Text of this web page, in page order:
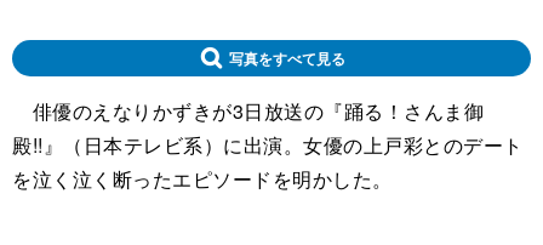
写真をすべて見る
俳優のえなりかずきが3日放送の『踊る！さんま御
殿!!』（日本テレビ系）に出演。女優の上戸彩とのデート
を泣く泣く断ったエピソードを明かした。